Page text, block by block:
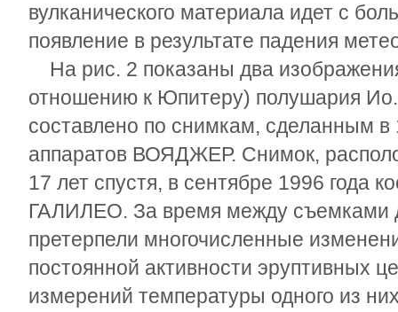
вулканического материала идет с
появление в результате падения
На рис. 2 показаны два
отношению к Юпитеру) полушария
составлено по снимкам, сделанным в
аппаратов ВОЯДЖЕР. Снимок,
17 лет спустя, в сентябре 1996 года
ГАЛИЛЕО. За время между съемками
претерпели многочисленные
постоянной активности эруптивных
измерений температуры одного из